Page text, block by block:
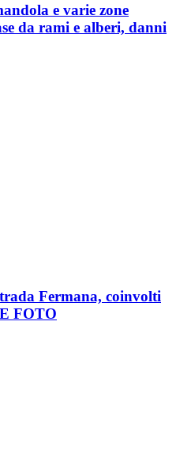
e varie zone
da rami e alberi, danni
Fermana, coinvolti
FOTO